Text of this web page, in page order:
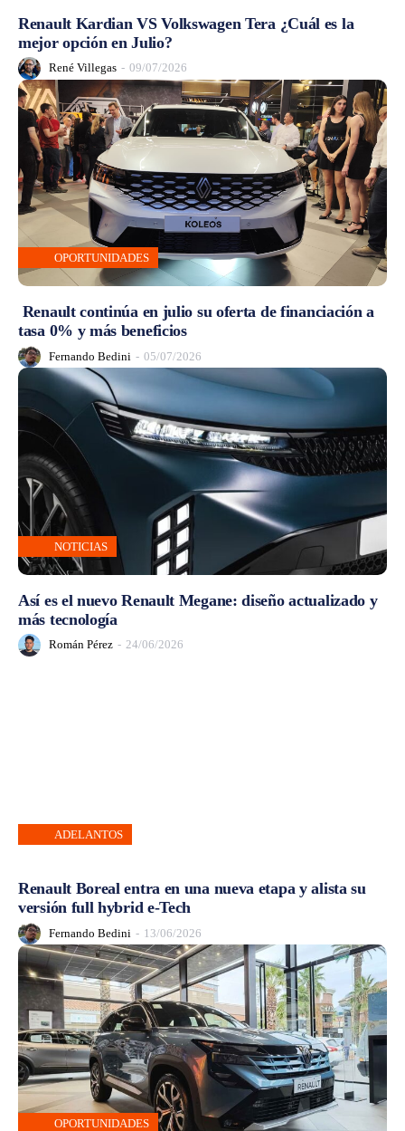
Renault Kardian VS Volkswagen Tera ¿Cuál es la
mejor opción en Julio?
René Villegas - 09/07/2026
OPORTUNIDADES
Renault continúa en julio su oferta de financiación a
tasa 0% y más beneficios
Fernando Bedini - 05/07/2026
NOTICIAS
Así es el nuevo Renault Megane: diseño actualizado y
más tecnología
Román Pérez - 24/06/2026
ADELANTOS
Renault Boreal entra en una nueva etapa y alista su
versión full hybrid e-Tech
Fernando Bedini - 13/06/2026
OPORTUNIDADES